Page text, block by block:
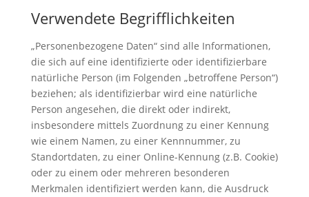
Verwendete Begrifflichkeiten
„Personenbezogene Daten“ sind alle Informationen,
die sich auf eine identifizierte oder identifizierbare
natürliche Person (im Folgenden „betroffene Person“)
beziehen; als identifizierbar wird eine natürliche
Person angesehen, die direkt oder indirekt,
insbesondere mittels Zuordnung zu einer Kennung
wie einem Namen, zu einer Kennnummer, zu
Standortdaten, zu einer Online-Kennung (z.B. Cookie)
oder zu einem oder mehreren besonderen
Merkmalen identifiziert werden kann, die Ausdruck